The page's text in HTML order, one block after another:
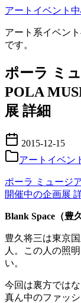
コ
テ
ン
へ
動
アートイベント
アート系イベン
です。
ポーラ ミ
POLA
展 詳細
2015-12-15
アートイベン
ポーラ ミュージ
開催中の企画展
Blank Space（豊
豊久将三は東京
人。この人の照
い。
今回は裏方では
真ん中のファッ